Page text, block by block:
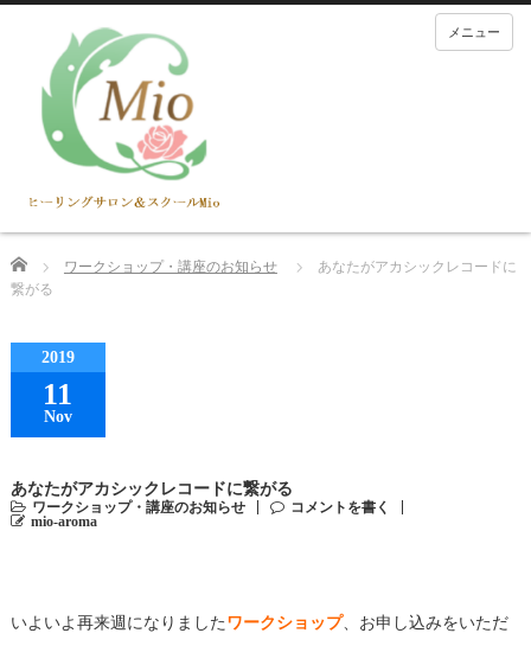
メニュー
Home ワークショップ・講座のお知らせ
あなたがアカシックレコードに
繋がる
2019
11
Nov
あなたがアカシックレコードに繋がる
ワークショップ・講座のお知らせ
コメントを書く
mio-aroma
いよいよ再来週になりました ワークショップ、お申し込みをいただ